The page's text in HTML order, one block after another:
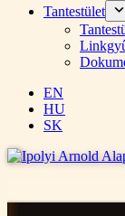
Tantestület
EN
HU
SK